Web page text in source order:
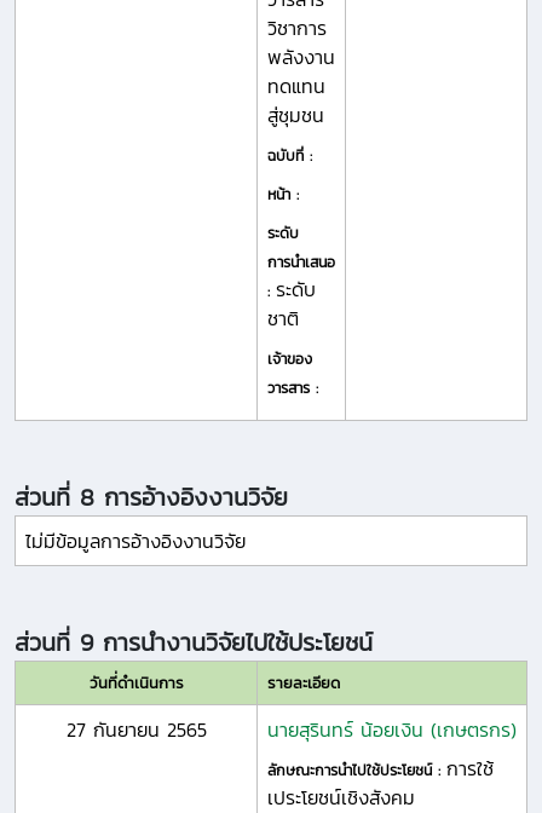
วิชาการ
พลังงาน
ทดแทน
สู่ชุมชน
ฉบับที่ :
หน้า :
ระดับ
การนำเสนอ
: ระดับ
ชาติ
เจ้าของ
วารสาร :
ส่วนที่ 8 การอ้างอิงงานวิจัย
ไม่มีข้อมูลการอ้างอิงงานวิจัย
ส่วนที่ 9 การนำงานวิจัยไปใช้ประโยชน์
วันที่ดำเนินการ รายละเอียด
27 กันยายน 2565 นายสุรินทร์ น้อยเงิน (เกษตรกร)
ลักษณะการนำไปใช้ประโยชน์ : การใช้
เประโยชน์เชิงสังคม